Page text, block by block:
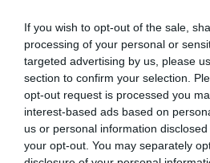
If you wish to opt-out of the sale,
processing of your personal or
targeted advertising by us, please
section to confirm your selection.
opt-out request is processed you
interest-based ads based on
us or personal information
your opt-out. You may separately
publicadas en revistas científicas
diferentes aspectos en relación
han identificado 142 ensayos
sistemáticas en enfermedades
metaanálisis sobre esta
favorables en diversas
Se profundizará sobre aspectos